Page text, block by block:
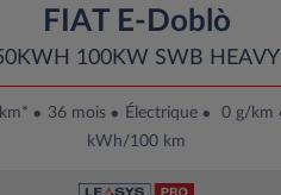
FIAT E-Doblò
100KW SWB HEAVY
36 mois Électrique 0 g/km
kWh/100 km